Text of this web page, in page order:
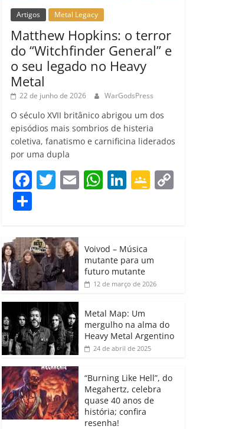
Artigos Metal Legacy
Matthew Hopkins: o terror
do “Witchfinder General” e
o seu legado no Heavy
Metal
22 de junho de 2026 WarGodsPress
O século XVII britânico abrigou um dos
episódios mais sombrios de histeria
coletiva, fanatismo e carnificina liderados
por uma dupla
F
e
b
o
o
k
T
er
E W
A
p
p
Li
dI
n
G
e
a
ro
o
m
m
p
ar
til
h
ar
Voivod – Música
mutante para um
futuro mutante
12 de março de 2026
Metal Map: Um
mergulho na alma do
Heavy Metal Argentino
24 de abril de 2025
“Burning Like Hell”, do
Megahertz, celebra
quase 40 anos de
história; confira
resenha!